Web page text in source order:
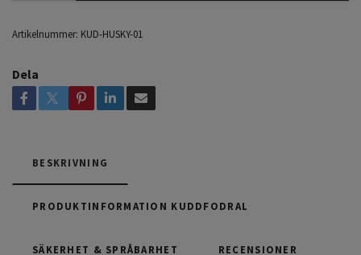
Artikelnummer: KUD-HUSKY-01
Dela
BESKRIVNING
PRODUKTINFORMATION KUDDFODRAL
SÄKERHET & SPRÅBARHET RECENSIONER